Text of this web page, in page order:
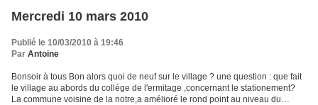
Mercredi 10 mars 2010
Publié le 10/03/2010 à 19:46
Par Antoine
Bonsoir à tous Bon alors quoi de neuf sur le village ? une question : que fait
le village au abords du collége de l'ermitage ,concernant le stationement?
La commune voisine de la notre,a amélioré le rond point au niveau du